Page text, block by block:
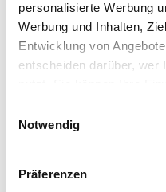
personalisierte Werbung
Werbung und Inhalten,
Entwicklung von
entscheiden darüber, wer
Trigger Symbol ändern
Informationen über
Notwendig
Präferenzen